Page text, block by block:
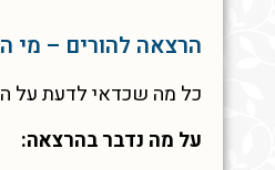
הרצאה להורים – מי
כל מה שכדאי לדעת על
על מה נדבר בהרצאה: